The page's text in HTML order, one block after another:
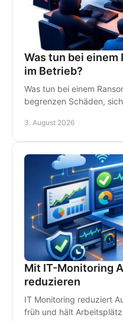
Was tun bei
im Betrieb?
Was tun bei einem
begrenzen Schäden,
3. August 2026
Mit IT-Monitoring
reduzieren
IT Monitoring reduziert
früh und hält